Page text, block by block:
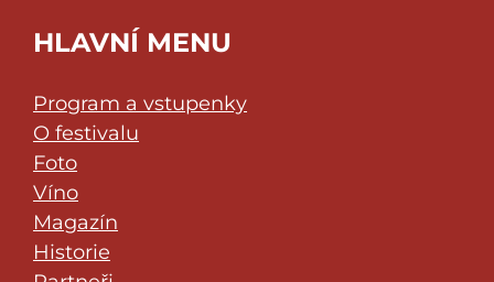
HLAVNÍ MENU
Program a vstupenky
O festivalu
Foto
Víno
Magazín
Historie